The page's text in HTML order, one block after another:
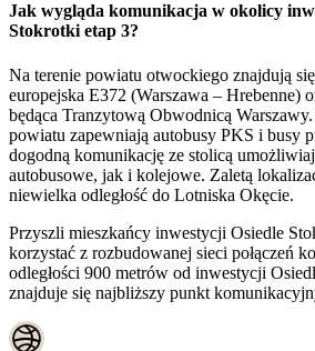
Jak wygląda komunikacja w okolicy
Stokrotki etap 3?
Na terenie powiatu otwockiego znajdują
europejska E372 (Warszawa – Hrebenne)
będąca Tranzytową Obwodnicą
powiatu zapewniają autobusy PKS i busy
dogodną komunikację ze stolicą
autobusowe, jak i kolejowe. Zaletą
niewielka odległość do Lotniska Okęcie.
Przyszli mieszkańcy inwestycji Osiedle
korzystać z rozbudowanej sieci połączeń
odległości 900 metrów od inwestycji
znajduje się najbliższy punkt